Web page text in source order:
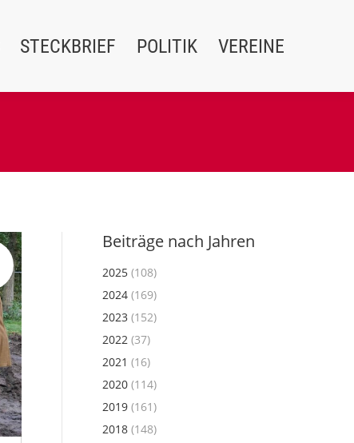
STECKBRIEF POLITIK VEREINE
Beiträge nach Jahren
2025(108)
2024(169)
2023(152)
2022(37)
2021 (16)
2020(114)
2019(161)
2018(148)